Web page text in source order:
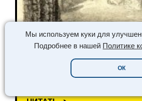
Мы используем куки для
Подробнее в нашей Политике
ОК
ОФОРТ ТЕХНИКА,
РАЗНОВИДНОСТЬ